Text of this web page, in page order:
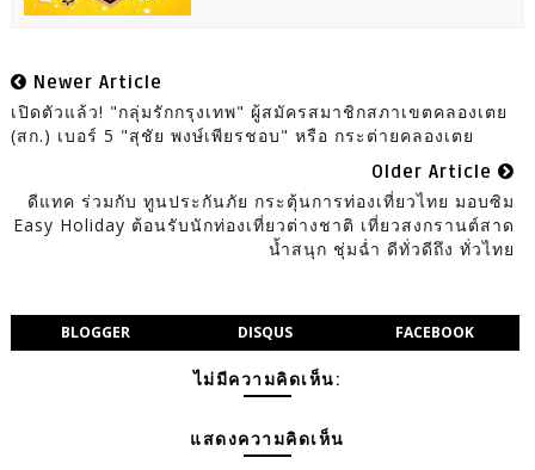
Newer Article
เปิดตัวแล้ว! "กลุ่มรักกรุงเทพ" ผู้สมัครสมาชิกสภาเขตคลองเตย
(สก.) เบอร์ 5 "สุชัย พงษ์เพียรชอบ" หรือ กระต่ายคลองเตย
Older Article
ดีแทค ร่วมกับ ทูนประกันภัย กระตุ้นการท่องเที่ยวไทย มอบซิม
Easy Holiday ต้อนรับนักท่องเที่ยวต่างชาติ เที่ยวสงกรานต์สาด
น้ำสนุก ชุ่มฉ่ำ ดีทั่วดีถึง ทั่วไทย
BLOGGER DISQUS FACEBOOK
ไม่มีความคิดเห็น:
แสดงความคิดเห็น